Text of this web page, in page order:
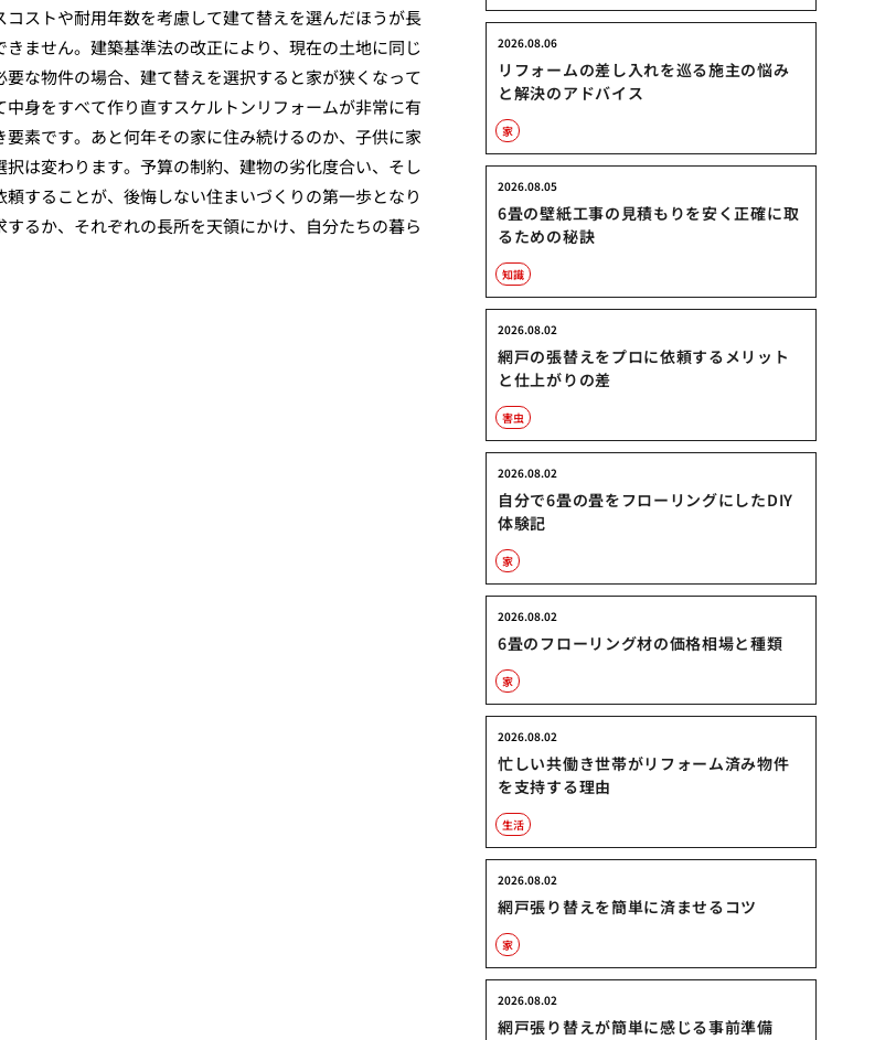
ストや耐用年数を考慮して建て替えを選んだほうが長
ません。建築基準法の改正により、現在の土地に同じ
な物件の場合、建て替えを選択すると家が狭くなって
身をすべて作り直すスケルトンリフォームが非常に有
素です。あと何年その家に住み続けるのか、子供に家
は変わります。予算の制約、建物の劣化度合い、そし
することが、後悔しない住まいづくりの第一歩となり
るか、それぞれの長所を天領にかけ、自分たちの暮ら
リフォームの差し入れを巡る施主の悩み
と解決のアドバイス
2026.08.06
家
6畳の壁紙工事の見積もりを安く正確に取
るための秘訣
2026.08.05
知識
網戸の張替えをプロに依頼するメリット
と仕上がりの差
2026.08.02
害虫
自分で6畳の畳をフローリングにしたDIY
体験記
2026.08.02
家
6畳のフローリング材の価格相場と種類
2026.08.02
家
忙しい共働き世帯がリフォーム済み物件
を支持する理由
2026.08.02
生活
網戸張り替えを簡単に済ませるコツ
2026.08.02
家
網戸張り替えが簡単に感じる事前準備
2026.08.02